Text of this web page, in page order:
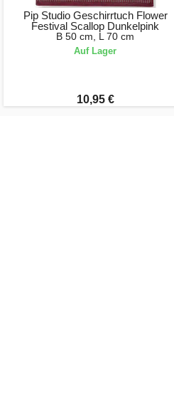
Pip Studio Geschirrtuch Flower
Festival Scallop Dunkelpink
B 50 cm, L 70 cm
Auf Lager
10,95 €